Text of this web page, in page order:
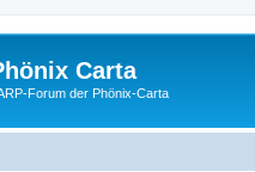
Carta
Forum der Phönix-Carta